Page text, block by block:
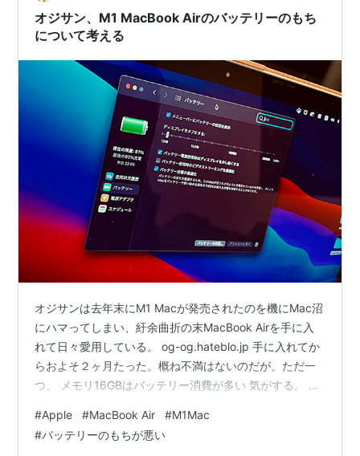
オジサン、M1 MacBook Airのバッテリーのもち
について考える
オジサンは去年末にM1 Macが発売されたのを機にMac沼
にハマってしまい、紆余曲折の末MacBook Airを手に入
れて日々愛用している。 og-og.hateblo.jp 手に入れてか
らおよそ２ヶ月たった。概ね不満はないのだが、ただ一
つ、 メモリ16GBはバッテリー消費が多い 気がする。 正
で完全に主観かつ、体感的な話でしかないのだが。 最初
に購入したメモリ8GBモデルは開封後から5日目くらいに
#Apple #MacBook Air #M1Mac
#バッテリーのもちが悪い